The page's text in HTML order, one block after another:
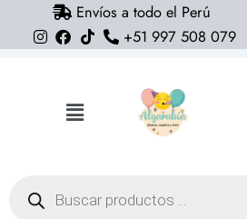
Envíos a todo el Perú
+51 997 508 079
Flyout
productos